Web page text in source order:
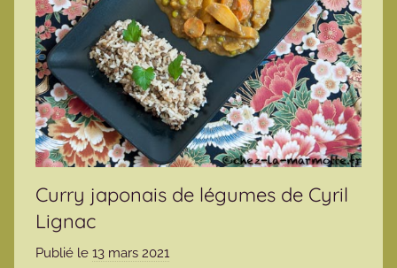
Curry japonais de légumes de Cyril
Lignac
Publié le 13 mars 2021